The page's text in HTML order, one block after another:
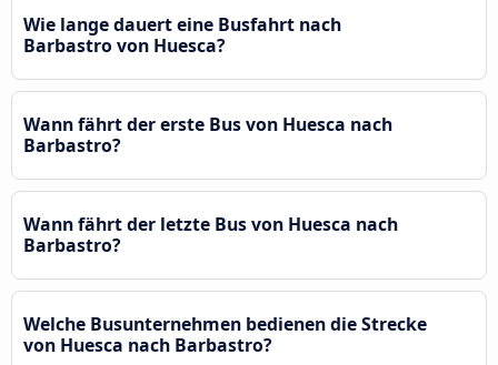
Wie lange dauert eine Busfahrt nach
Barbastro von Huesca?
Wann fährt der erste Bus von Huesca nach
Barbastro?
Wann fährt der letzte Bus von Huesca nach
Barbastro?
Welche Busunternehmen bedienen die Strecke
von Huesca nach Barbastro?